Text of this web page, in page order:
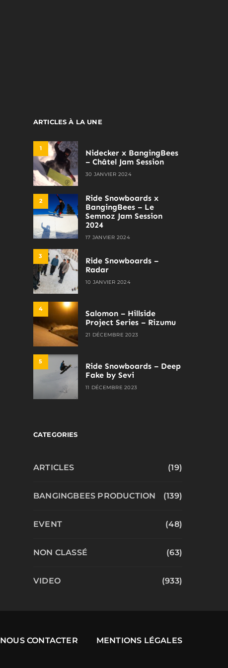
ARTICLES À LA UNE
1
Nidecker x BangingBees
– Châtel Jam Session
30 JANVIER 2024
2
Ride Snowboards x
BangingBees – Le
Semnoz Jam Session
2024
17 JANVIER 2024
3
Ride Snowboards –
Radar
10 JANVIER 2024
4
Salomon – Hillside
Project Series – Rizumu
21 DÉCEMBRE 2023
5
Ride Snowboards – Deep
Fake by Sevi
11 DÉCEMBRE 2023
CATEGORIES
ARTICLES (19)
BANGINGBEES PRODUCTION (139)
EVENT (48)
NON CLASSÉ (63)
VIDEO (933)
NOUS CONTACTER MENTIONS LÉGALES